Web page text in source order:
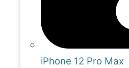
iPhone 12 Pro Max